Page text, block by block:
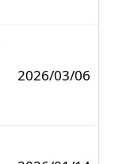
2026/03/06